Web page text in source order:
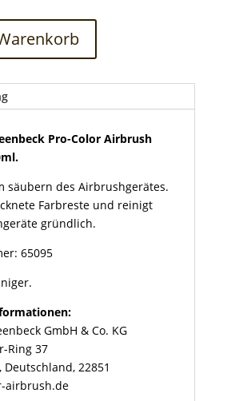
Pro-Color Airbrush
säubern des Airbrushgerätes.
Farbreste und reinigt
gründlich.
65095
GmbH & Co. KG
Ring 37
22851
airbrush.de